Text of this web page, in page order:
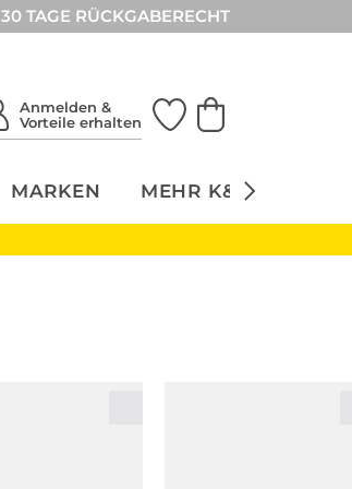
30 TAGE RÜCKGABERECHT
Anmelden &
Vorteile erhalten
MARKEN MEHR K&Ö